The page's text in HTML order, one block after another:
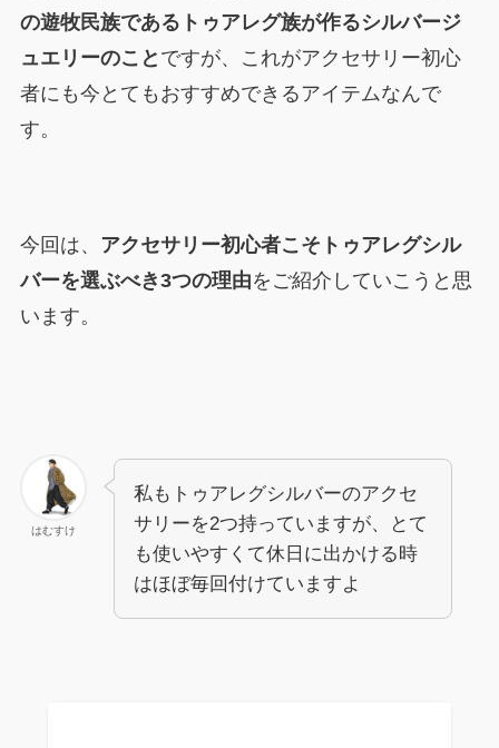
の遊牧民族であるトゥアレグ族が作るシルバージ
ュエリーのこと ですが、これがアクセサリー初心
者にも今とてもおすすめできるアイテムなんで
す。
今回は、 アクセサリー初心者こそトゥアレグシル
バーを選ぶべき3つの理由をご紹介していこうと思
います。
はむすけ
私もトゥアレグシルバーのアクセ
サリーを2つ持っていますが、とて
も使いやすくて休日に出かける時
はほぼ毎回付けていますよ